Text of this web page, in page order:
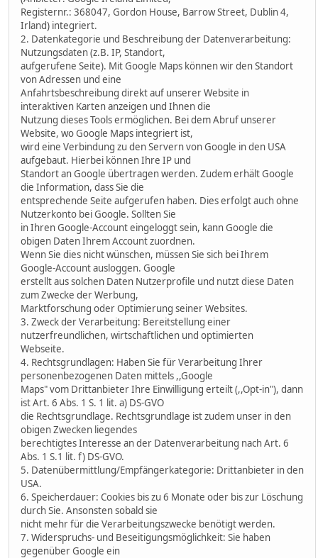
Registernr.: 368047, Gordon House, Barrow Street, Dublin 4,
Irland) integriert.
2. Datenkategorie und Beschreibung der Datenverarbeitung:
Nutzungsdaten (z.B. IP, Standort,
aufgerufene Seite). Mit Google Maps können wir den Standort
von Adressen und eine
Anfahrtsbeschreibung direkt auf unserer Website in
interaktiven Karten anzeigen und Ihnen die
Nutzung dieses Tools ermöglichen. Bei dem Abruf unserer
Website, wo Google Maps integriert ist,
wird eine Verbindung zu den Servern von Google in den USA
aufgebaut. Hierbei können Ihre IP und
Standort an Google übertragen werden. Zudem erhält Google
die Information, dass Sie die
entsprechende Seite aufgerufen haben. Dies erfolgt auch ohne
Nutzerkonto bei Google. Sollten Sie
in Ihren Google-Account eingeloggt sein, kann Google die
obigen Daten Ihrem Account zuordnen.
Wenn Sie dies nicht wünschen, müssen Sie sich bei Ihrem
Google-Account ausloggen. Google
erstellt aus solchen Daten Nutzerprofile und nutzt diese Daten
zum Zwecke der Werbung,
Marktforschung oder Optimierung seiner Websites.
3. Zweck der Verarbeitung: Bereitstellung einer
nutzerfreundlichen, wirtschaftlichen und optimierten
Webseite.
4. Rechtsgrundlagen: Haben Sie für Verarbeitung Ihrer
personenbezogenen Daten mittels ,,Google
Maps" vom Drittanbieter Ihre Einwilligung erteilt (,,Opt-in"), dann
ist Art. 6 Abs. 1 S. 1 lit. a) DS-GVO
die Rechtsgrundlage. Rechtsgrundlage ist zudem unser in den
obigen Zwecken liegendes
berechtigtes Interesse an der Datenverarbeitung nach Art. 6
Abs. 1 S.1 lit. f) DS-GVO.
5. Datenübermittlung/Empfängerkategorie: Drittanbieter in den
USA.
6. Speicherdauer: Cookies bis zu 6 Monate oder bis zur Löschung
durch Sie. Ansonsten sobald sie
nicht mehr für die Verarbeitungszwecke benötigt werden.
7. Widerspruchs- und Beseitigungsmöglichkeit: Sie haben
gegenüber Google ein